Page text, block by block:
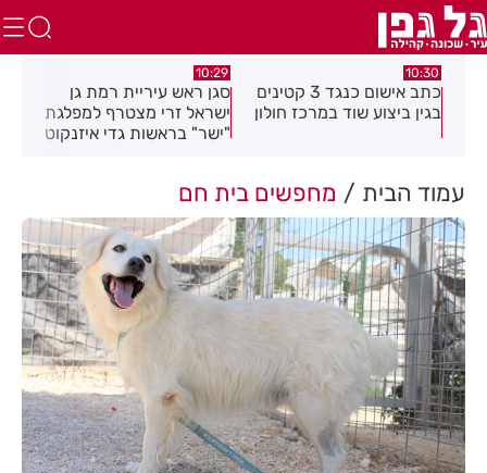
10:30
כתב אישום כנגד 3 קטינים
בגין ביצוע שוד במרכז חולון
10:29
סגן ראש עיריית רמת גן
ישראל זרי מצטרף למפלגת
"ישר" בראשות גדי איזנקוט
עמוד הבית מחפשים בית חם